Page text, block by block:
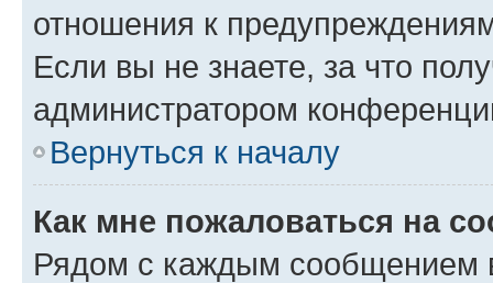
отношения к
Если вы не знаете, за что
администратором
Вернуться к началу
Как мне пожаловаться на
Рядом с каждым сообщением